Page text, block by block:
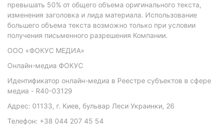
превышать 50% от общего объема оригинального текста,
изменения заголовка и лида материала. Использование
большего объема текста возможно только при условии
получения письменного разрешения Компании.
ООО «ФОКУС МЕДИА»
Онлайн-медиа ФОКУС
Идентификатор онлайн-медиа в Реестре субъектов в сфере
медиа - R40-03129
Адрес: 01133, г. Киев, бульвар Леси Украинки, 26
Телефон: +38 044 207 45 54